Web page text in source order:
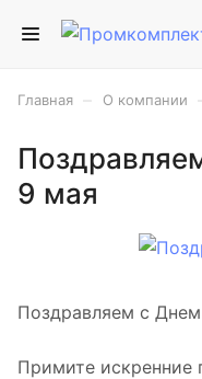
Главная О компании
9 мая
Поздравляем с
Примите искренние